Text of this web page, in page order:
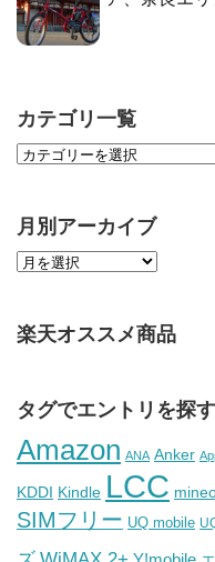
カテゴリ一覧
月別アーカイブ
楽天オススメ商品
タグでエントリを探す
Amazon ANA Anker
KDDI Kindle LCC
SIMフリー UQ mobile